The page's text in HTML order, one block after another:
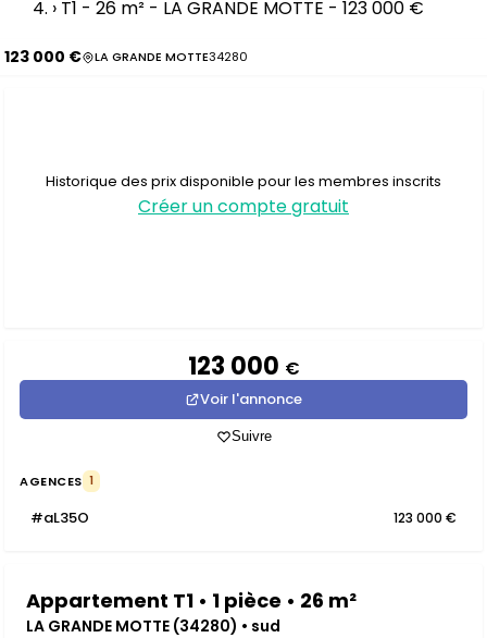
› T1 - 26 m² - LA GRANDE MOTTE - 123 000 €
123 000 € LA GRANDE MOTTE34280
Historique des prix disponible pour les membres inscrits
Créer un compte gratuit
123 000 €
Voir l'annonce
Suivre
AGENCES 1
#aL35O 123 000 €
Appartement T1 • 1 pièce • 26 m²
LA GRANDE MOTTE (34280) • sud